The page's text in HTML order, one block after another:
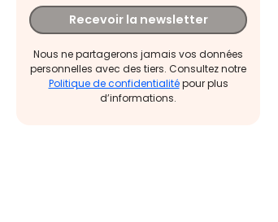
Recevoir la newsletter
Nous ne partagerons jamais vos données
personnelles avec des tiers. Consultez notre
Politique de confidentialitépour plus
d’informations.